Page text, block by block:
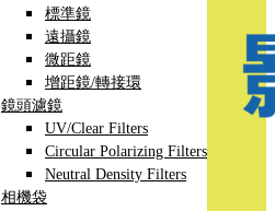
標準鏡
遠攝鏡
微距鏡
增距鏡/轉接環
鏡頭濾鏡
UV/Clear Filters
Circular Polarizing Filters
Neutral Density Filters
相機袋